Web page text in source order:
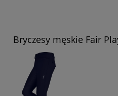
Bryczesy męskie Fair